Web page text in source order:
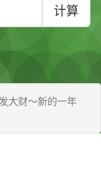
计算
大财～新的一年